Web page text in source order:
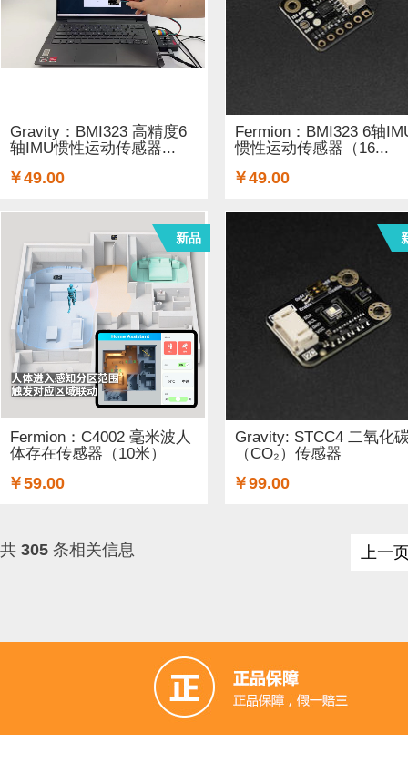
Gravity：BMI323 高精度6
轴IMU惯性运动传感器...
￥49.00
Fermion：BMI323 6轴
惯性运动传感器（16...
￥49.00
Fermion：C4002 毫米波人
体存在传感器（10米）
￥59.00
新品
Gravity: STCC4 二氧化
（CO₂）传感器
￥99.00
共 305 条相关信息 上一